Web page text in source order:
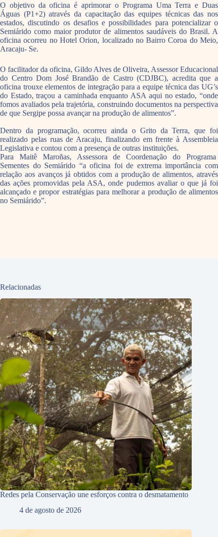
O objetivo da oficina é aprimorar o Programa Uma Terra e Duas
Águas (P1+2) através da capacitação das equipes técnicas das nos
estados, discutindo os desafios e possibilidades para potencializar o
Semiárido como maior produtor de alimentos saudáveis do Brasil. A
oficina ocorreu no Hotel Orion, localizado no Bairro Coroa do Meio,
Aracaju- Se.
O facilitador da oficina, Gildo Alves de Oliveira, Assessor Educacional
do Centro Dom José Brandão de Castro (CDJBC), acredita que a
oficina trouxe elementos de integração para a equipe técnica das UG’s
do Estado, traçou a caminhada enquanto ASA aqui no estado, “onde
fomos avaliados pela trajetória, construindo documentos na perspectiva
de que Sergipe possa avançar na produção de alimentos”.
Dentro da programação, ocorreu ainda o Grito da Terra, que foi
realizado pelas ruas de Aracaju, finalizando em frente à Assembleia
Legislativa e contou com a presença de outras instituições.
Para Maitê Maroñas, Assessora de Coordenação do Programa
Sementes do Semiárido “a oficina foi de extrema importância com
relação aos avanços já obtidos com a produção de alimentos, através
das ações promovidas pela ASA, onde pudemos avaliar o que já foi
alcançado e propor estratégias para melhorar a produção de alimentos
no Semiárido”.
Relacionadas
Redes pela Conservação une esforços contra o desmatamento
4 de agosto de 2026